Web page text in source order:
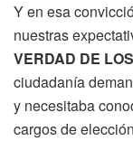
Y en esa
nuestras
VERDAD DE
ciudadanía
y necesitaba
cargos de